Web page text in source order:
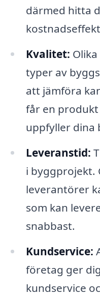
därmed hitta
Kvalitet:
typer av
att jämföra
får en
uppfyller dina
Leveranstid:
i byggprojekt.
leverantörer
som kan
snabbast.
Kundservice:
företag ger
kundservice